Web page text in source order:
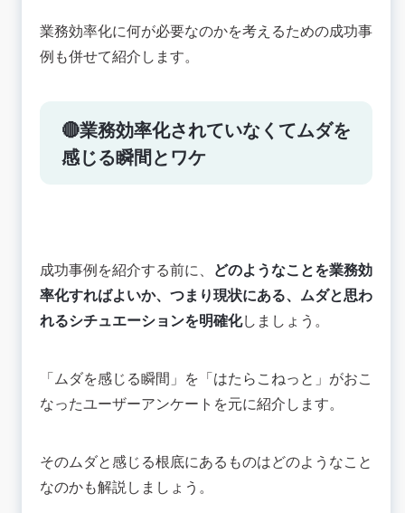
業務効率化に何が必要なのかを考えるための成功事
例も併せて紹介します。
🔴業務効率化されていなくてムダを
感じる瞬間とワケ
成功事例を紹介する前に、 どのようなことを業務効
率化すればよいか、つまり現状にある、ムダと思わ
れるシチュエーションを明確化しましょう。
「ムダを感じる瞬間」を「はたらこねっと 」がおこ
なったユーザーアンケートを元に紹介します。
そのムダと感じる根底にあるものはどのようなこと
なのかも解説しましょう。